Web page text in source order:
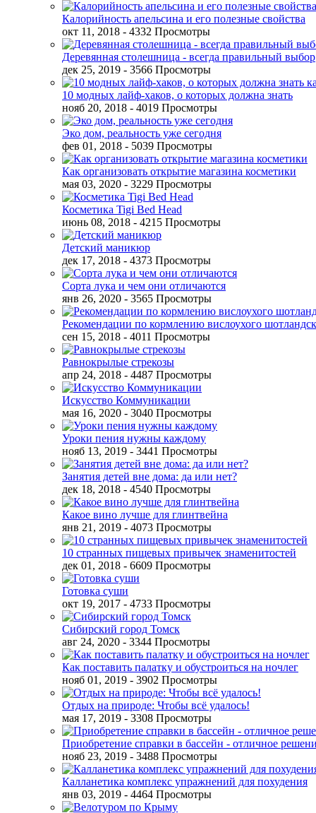
Калорийность апельсина и его полезные свойства
окт 11, 2018 - 4332 Просмотры
Деревянная столешница - всегда правильный выбор
дек 25, 2019 - 3566 Просмотры
10 модных лайф-хаков, о которых должна знать
нояб 20, 2018 - 4019 Просмотры
Эко дом, реальность уже сегодня
фев 01, 2018 - 5039 Просмотры
Как организовать открытие магазина косметики
мая 03, 2020 - 3229 Просмотры
Косметика Tigi Bed Head
июнь 08, 2018 - 4215 Просмотры
Детский маникюр
дек 17, 2018 - 4373 Просмотры
Сорта лука и чем они отличаются
янв 26, 2020 - 3565 Просмотры
Рекомендации по кормлению вислоухого
сен 15, 2018 - 4011 Просмотры
Равнокрылые стрекозы
апр 24, 2018 - 4487 Просмотры
Искусство Коммуникации
мая 16, 2020 - 3040 Просмотры
Уроки пения нужны каждому
нояб 13, 2019 - 3441 Просмотры
Занятия детей вне дома: да или нет?
дек 18, 2018 - 4540 Просмотры
Какое вино лучше для глинтвейна
янв 21, 2019 - 4073 Просмотры
10 странных пищевых привычек знаменитостей
дек 01, 2018 - 6609 Просмотры
Готовка суши
окт 19, 2017 - 4733 Просмотры
Сибирский город Томск
авг 24, 2020 - 3344 Просмотры
Как поставить палатку и обустроиться на ночлег
нояб 01, 2019 - 3902 Просмотры
Отдых на природе: Чтобы всё удалось!
мая 17, 2019 - 3308 Просмотры
Приобретение справки в бассейн - отличное
нояб 23, 2019 - 3488 Просмотры
Калланетика комплекс упражнений для похудения
янв 03, 2019 - 4464 Просмотры